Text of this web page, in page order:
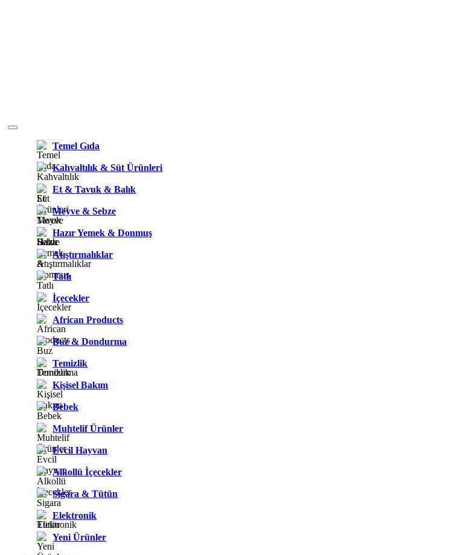
Temel Gıda
Kahvaltılık & Süt Ürünleri
Et & Tavuk & Balık
Meyve & Sebze
Hazır Yemek & Donmuş
Atıştırmalıklar
Tatlı
İçecekler
African Products
Buz & Dondurma
Temizlik
Kişisel Bakım
Bebek
Muhtelif Ürünler
Evcil Hayvan
Alkollü İçecekler
Sigara & Tütün
Elektronik
Yeni Ürünler